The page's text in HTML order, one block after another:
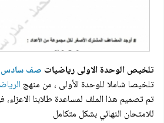
تلخيص الوحدة الاولى رياضيات صف سادس
تلخيصا شاملا للوحدة الأولى ، من منهج
تم تصميم هذا الملف لمساعدة طلابنا
للامتحان النهائي بشكل متكامل